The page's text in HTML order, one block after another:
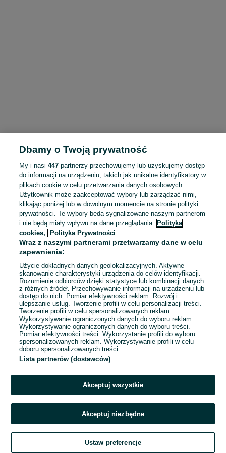
To ogłoszenie nie jest już dostępne
Przejdź na stronę główną
Dbamy o Twoją prywatność
My i nasi447 partnerzy przechowujemy lub uzyskujemy dostęp
do informacji na urządzeniu, takich jak unikalne identyfikatory w
plikach cookie w celu przetwarzania danych osobowych.
Użytkownik może zaakceptować wybory lub zarządzać nimi,
klikając poniżej lub w dowolnym momencie na stronie polityki
prywatności. Te wybory będą sygnalizowane naszym partnerom
i nie będą miały wpływu na dane przeglądania. Polityka
cookies,
Polityka Prywatności
Wraz z naszymi partnerami przetwarzamy dane w celu
zapewnienia:
Użycie dokładnych danych geolokalizacyjnych. Aktywne
skanowanie charakterystyki urządzenia do celów identyfikacji.
Rozumienie odbiorców dzięki statystyce lub kombinacji danych
z różnych źródeł. Przechowywanie informacji na urządzeniu lub
dostęp do nich. Pomiar efektywności reklam. Rozwój i
ulepszanie usług. Tworzenie profili w celu personalizacji treści.
Tworzenie profili w celu spersonalizowanych reklam.
Wykorzystywanie ograniczonych danych do wyboru reklam.
Wykorzystywanie ograniczonych danych do wyboru treści.
Pomiar efektywności treści. Wykorzystanie profili do wyboru
spersonalizowanych reklam. Wykorzystywanie profili w celu
doboru spersonalizowanych treści.
Lista partnerów (dostawców)
Akceptuj wszystkie
Akceptuj niezbędne
Ustaw preferencje